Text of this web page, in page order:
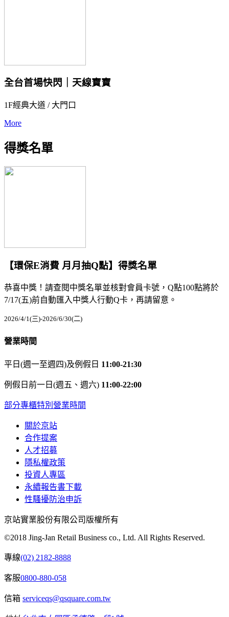
全台首場快閃｜天線寶寶
1F經典大道 / 大門口
More
得獎名單
【環保E消費 月月抽Q點】得獎名單
恭喜中獎！請查閱中獎名單並核對會員卡號，Q點100點將於
7/17(五)前自動匯入中獎人行動Q卡，再請留意。
2026/4/1(三)-2026/6/30(二)
營業時間
平日(週一至週四)及例假日 11:00-21:30
例假日前一日(週五、週六) 11:00-22:00
部分專櫃特別營業時間
關於京站
合作提案
人才招募
隱私權政策
投資人專區
永續報告書下載
性騷擾防治申訴
京站實業股份有限公司版權所有
©2018 Jing-Jan Retail Business co., Ltd. All Rights Reserved.
專線(02) 2182-8888
客服0800-880-058
信箱 serviceqs@qsquare.com.tw